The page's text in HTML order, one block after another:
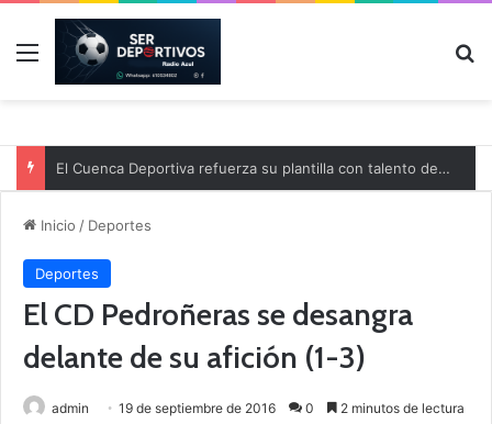
Menú
El Cuenca Deportiva refuerza su plantilla con talento de la comarca
Inicio / Deportes
Deportes
El CD Pedroñeras se desangra
delante de su afición (1-3)
admin 19 de septiembre de 2016 0 2 minutos de lectura